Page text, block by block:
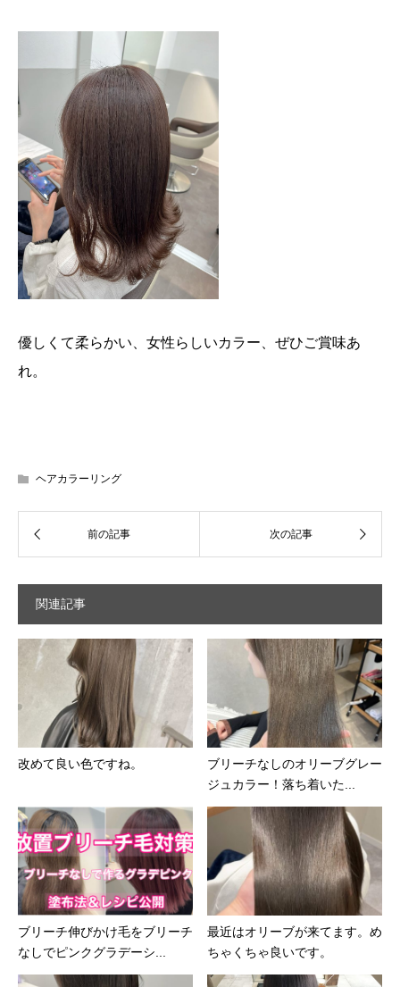
優しくて柔らかい、女性らしいカラー、ぜひご賞味あ
れ。
ヘアカラーリング
関連記事
改めて良い色ですね。
ブリーチなしのオリーブグレー
ジュカラー！落ち着いた...
ブリーチ伸びかけ毛をブリーチ
なしでピンクグラデーシ...
最近はオリーブが来てます。め
ちゃくちゃ良いです。